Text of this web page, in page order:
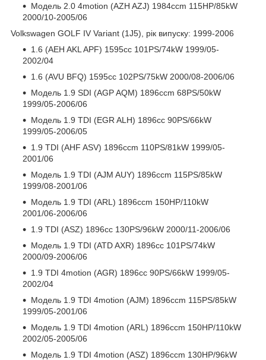
Модель 2.0 4motion (AZH AZJ) 1984ccm 115HP/85kW
2000/10-2005/06
Volkswagen GOLF IV Variant (1J5), рік випуску: 1999-2006
1.6 (AEH AKL APF) 1595cc 101PS/74kW 1999/05-
2002/04
1.6 (AVU BFQ) 1595cc 102PS/75kW 2000/08-2006/06
Модель 1.9 SDI (AGP AQM) 1896ccm 68PS/50kW
1999/05-2006/06
Модель 1.9 TDI (EGR ALH) 1896cc 90PS/66kW
1999/05-2006/05
1.9 TDI (AHF ASV) 1896ccm 110PS/81kW 1999/05-
2001/06
Модель 1.9 TDI (AJM AUY) 1896ccm 115PS/85kW
1999/08-2001/06
Модель 1.9 TDI (ARL) 1896ccm 150HP/110kW
2001/06-2006/06
1.9 TDI (ASZ) 1896cc 130PS/96kW 2000/11-2006/06
Модель 1.9 TDI (ATD AXR) 1896cc 101PS/74kW
2000/09-2006/06
1.9 TDI 4motion (AGR) 1896cc 90PS/66kW 1999/05-
2002/04
Модель 1.9 TDI 4motion (AJM) 1896ccm 115PS/85kW
1999/05-2001/06
Модель 1.9 TDI 4motion (ARL) 1896ccm 150HP/110kW
2002/05-2005/06
Модель 1.9 TDI 4motion (ASZ) 1896ccm 130HP/96kW